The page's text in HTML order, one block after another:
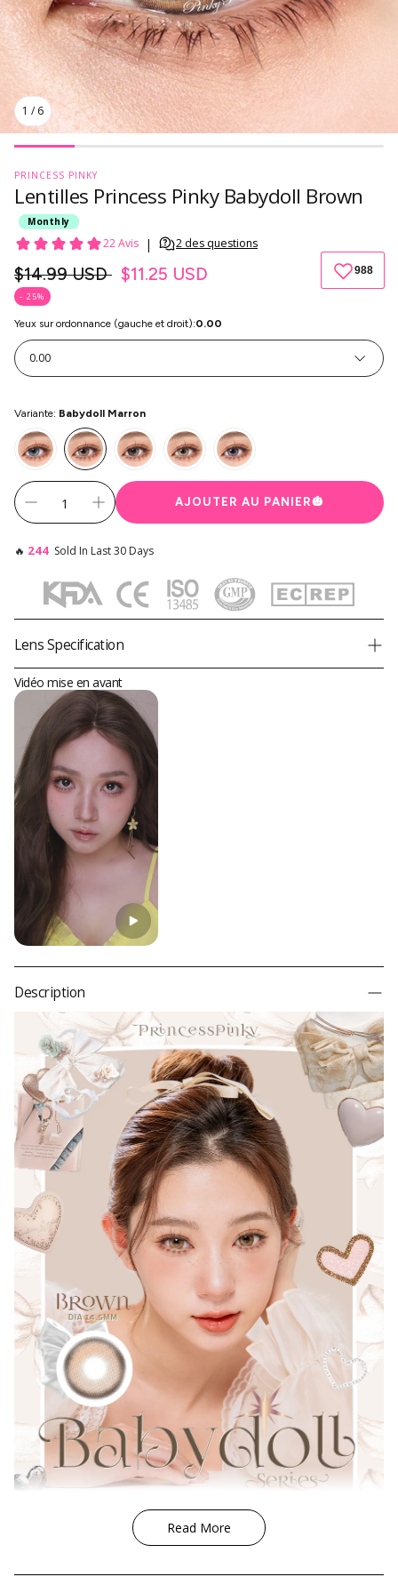
1 / 6
PRINCESS PINKY
Lentilles Princess Pinky Babydoll Brown
Monthly
Prix
habituel
$14.99 USD $11.25 USD
- 25%
Yeux sur ordonnance (gauche et droit):0.00
0.00
Variante: Babydoll Marron
AJOUTER AU PANIER🎃
🔥 244 Sold In Last 30 Days
Lens Specification
Product
Brand
Diameter
Graphic Diameter
Base Curve
Water Content
Material
Durability
Country of Origin
Color
Lens Type
Effect
Theme
Comfort
Transparency
Inspired By
Quality
Price
Coverage
Gender
Condition
UV Protection
Lens Outer Ring
Read more
Vidéo mise en avant
Description
Read More